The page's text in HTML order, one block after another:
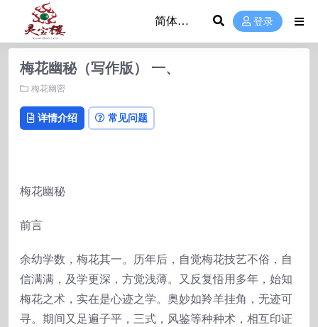
登录
梅花幽秘（写作版） 一、
梅花幽密
详情介绍 常见问题
梅花幽秘
前言
余幼学数，梅花其一。历年后，自觉梅花技艺不俗，自
信满满，及学更深，方觉浅薄。又反复悟用多年，始知
梅花之术，实在是心迹之学。奥妙如羚羊挂角，无迹可
寻。期间又足遍子平，三式，风鉴等种种术，相互印证